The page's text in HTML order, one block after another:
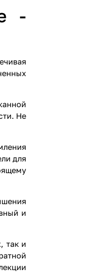
-
Не
для
и
так и